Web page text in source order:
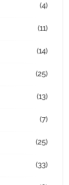
(4)
(11)
(14)
(25)
(13)
(7)
(25)
(33)